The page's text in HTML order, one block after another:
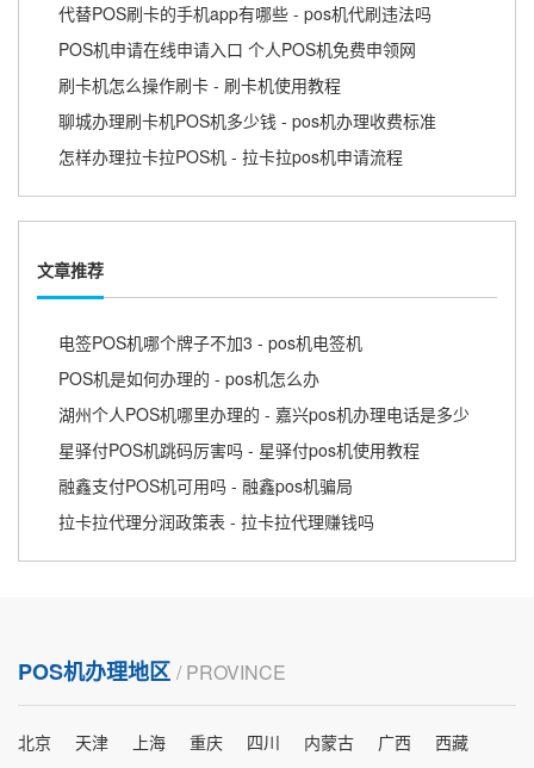
代替POS刷卡的手机app有哪些 - pos机代刷违法吗
POS机申请在线申请入口 个人POS机免费申领网
刷卡机怎么操作刷卡 - 刷卡机使用教程
聊城办理刷卡机POS机多少钱 - pos机办理收费标准
怎样办理拉卡拉POS机 - 拉卡拉pos机申请流程
文章推荐
电签POS机哪个牌子不加3 - pos机电签机
POS机是如何办理的 - pos机怎么办
湖州个人POS机哪里办理的 - 嘉兴pos机办理电话是多少
星驿付POS机跳码厉害吗 - 星驿付pos机使用教程
融鑫支付POS机可用吗 - 融鑫pos机骗局
拉卡拉代理分润政策表 - 拉卡拉代理赚钱吗
POS机办理地区 / PROVINCE
北京 天津 上海 重庆 四川 内蒙古 广西 西藏